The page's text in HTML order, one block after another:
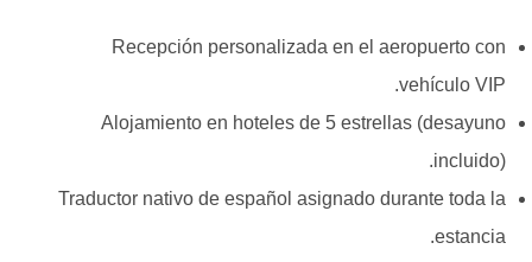
Recepción personalizada en el aeropuerto con
vehículo VIP.
Alojamiento en hoteles de 5 estrellas (desayuno
incluido).
Traductor nativo de español asignado durante toda la
estancia.